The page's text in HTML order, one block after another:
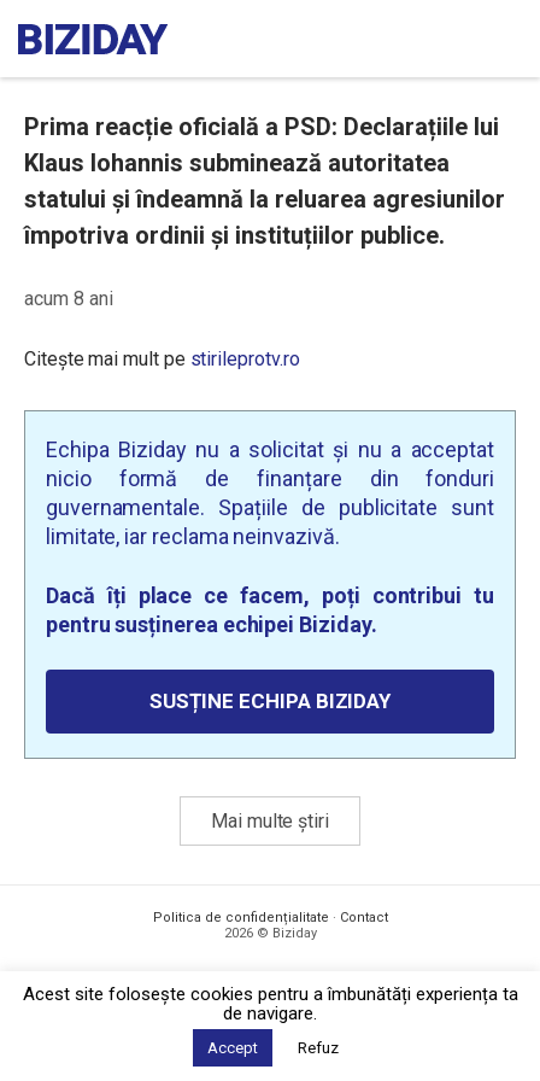
Prima reacție oficială a PSD: Declarațiile lui
Klaus Iohannis subminează autoritatea
statului și îndeamnă la reluarea agresiunilor
împotriva ordinii și instituțiilor publice.
acum 8 ani
Citește mai mult pe stirileprotv.ro
Echipa Biziday nu a solicitat și nu a acceptat
nicio formă de finanțare din fonduri
guvernamentale. Spațiile de publicitate sunt
limitate, iar reclama neinvazivă.
Dacă îți place ce facem, poți contribui tu
pentru susținerea echipei Biziday.
SUSȚINE ECHIPA BIZIDAY
Mai multe știri
Politica de confidențialitate · Contact
2026 © Biziday
Acest site foloseşte cookies pentru a îmbunătăți experiența ta
de navigare.
Accept Refuz